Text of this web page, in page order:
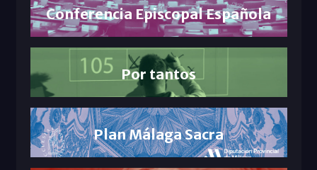
Conferencia Episcopal Española
Por tantos
Plan Málaga Sacra